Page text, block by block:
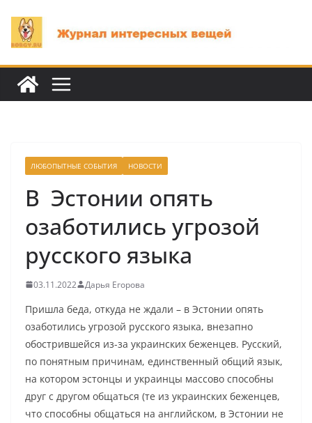
содержимому
ЛЮБОПЫТНЫЕ СОБЫТИЯ НОВОСТИ
В Эстонии опять
озаботились угрозой
русского языка
03.11.2022 Дарья Егорова
Пришла беда, откуда не ждали – в Эстонии опять
озаботились угрозой русского языка, внезапно
обострившейся из-за украинских беженцев. Русский,
по понятным причинам, единственный общий язык,
на котором эстонцы и украинцы массово способны
друг с другом общаться (те из украинских беженцев,
что способны общаться на английском, в Эстонии не